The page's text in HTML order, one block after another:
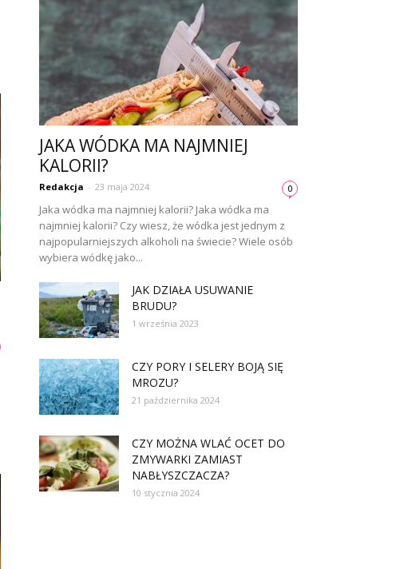
JAKA WÓDKA MA NAJMNIEJ
KALORII?
Redakcja - 23 maja 2024 0
Jaka wódka ma najmniej kalorii? Jaka wódka ma
najmniej kalorii? Czy wiesz, że wódka jest jednym z
najpopularniejszych alkoholi na świecie? Wiele osób
wybiera wódkę jako...
JAK DZIAŁA USUWANIE
BRUDU?
1 września 2023
CZY PORY I SELERY BOJĄ SIĘ
MROZU?
21 października 2024
CZY MOŻNA WLAĆ OCET DO
ZMYWARKI ZAMIAST
NABŁYSZCZACZA?
10 stycznia 2024